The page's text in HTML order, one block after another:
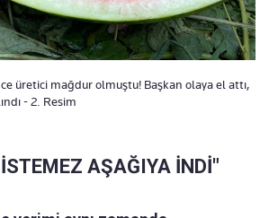
üretici mağdur olmuştu! Başkan olaya el attı,
- 2. Resim
AŞAĞIYA İNDİ"